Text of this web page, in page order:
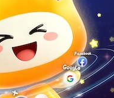
雷霆加速
狂飙加速器
梯子npv加速